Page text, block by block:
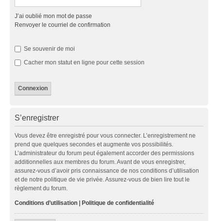
J’ai oublié mon mot de passe
Renvoyer le courriel de confirmation
Se souvenir de moi
Cacher mon statut en ligne pour cette session
S’enregistrer
Vous devez être enregistré pour vous connecter. L’enregistrement ne
prend que quelques secondes et augmente vos possibilités.
L’administrateur du forum peut également accorder des permissions
additionnelles aux membres du forum. Avant de vous enregistrer,
assurez-vous d’avoir pris connaissance de nos conditions d’utilisation
et de notre politique de vie privée. Assurez-vous de bien lire tout le
règlement du forum.
Conditions d’utilisation Politique de confidentialité